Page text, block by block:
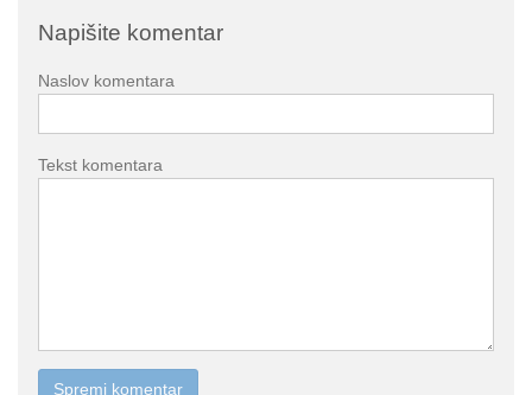
Napišite komentar
Naslov komentara
Tekst komentara